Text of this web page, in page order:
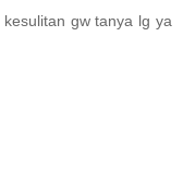
gw tanya lg ya